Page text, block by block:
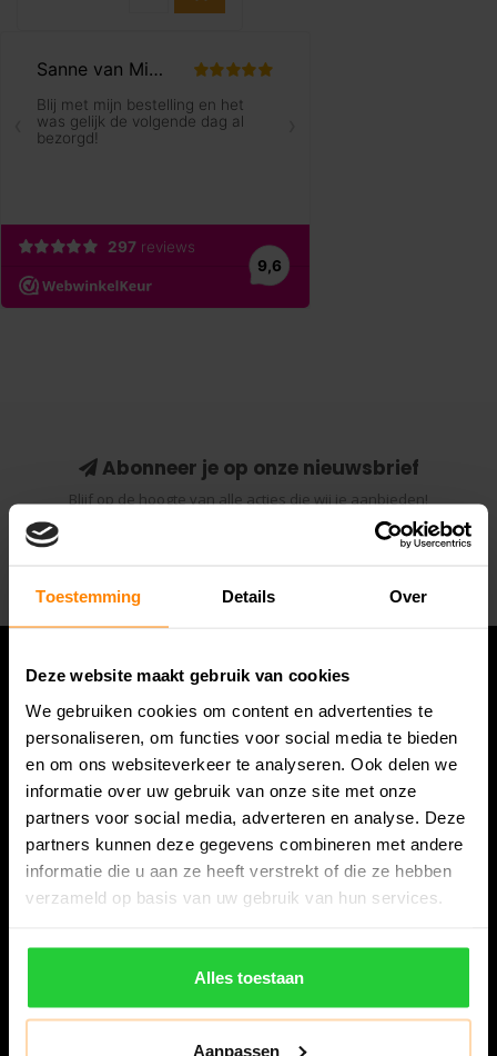
Toestemming Details Over
Deze website maakt gebruik van cookies
We gebruiken cookies om content en advertenties te
personaliseren, om functies voor social media te bieden
en om ons websiteverkeer te analyseren. Ook delen we
informatie over uw gebruik van onze site met onze
partners voor social media, adverteren en analyse. Deze
partners kunnen deze gegevens combineren met andere
informatie die u aan ze heeft verstrekt of die ze hebben
verzameld op basis van uw gebruik van hun services.
Alles toestaan
Aanpassen
Abonneer je op onze nieuwsbrief
Blijf op de hoogte van alle acties die wij je aanbieden!
Abonneer
Bespanracket.nl is dé racketspecialist van Lelystad en
omstreken.
Snijdersstraat 6
8224 AA Lelystad
Nederland